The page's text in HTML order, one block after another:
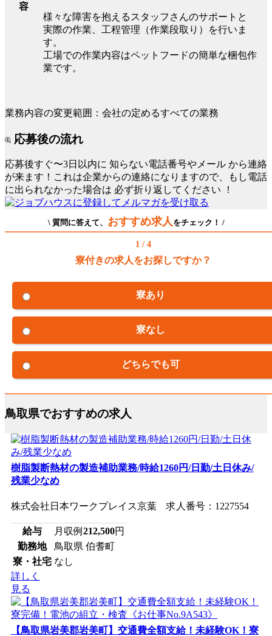
容
様々な障害を抱えるスタッフさんのサポートと
実際の作業、工程管理（作業段取り）を行いま
す。
工場での作業内容はペットフードの簡単な梱包作
業です。
業務内容の変更範囲：会社の定めるすべての業務
応募後の流れ
応募後すぐ〜3日以内に 知らない電話番号やメール から連絡
が来ます！これは企業からの連絡になりますので、もし電話
に出られなかった場合は 必ず折り返してください ！
\ 質問に答えて、 おすすめ求人をチェック！ /
1 / 4
寮付きの求人をお探しですか？
寮あり
寮なし
どちらでも可
鳥取県でおすすめの求人
樹脂製断熱材の製造補助業務/時給1260円/日勤/土日休み/
残業少なめ
株式会社日本ワークプレイス京葉 求人番号：1227554
給与 月収例 212,500円
勤務地
鳥取県 伯耆町
寮・社宅 なし
詳しく
見る
【鳥取県岩美郡岩美町】交通費全額支給！未経験OK！寮